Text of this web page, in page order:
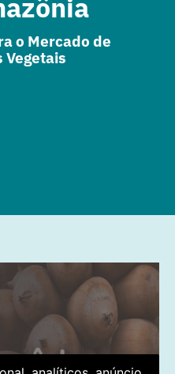
o Mercado de